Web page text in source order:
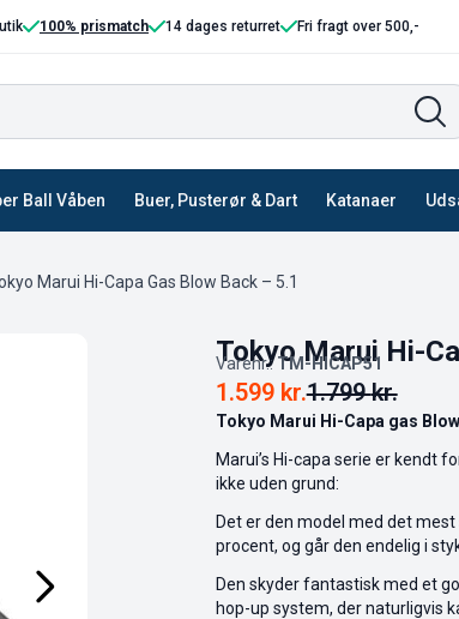
100% prismatch 14 dages returret Fri fragt over 500,-
Ball Våben Buer, Pusterør & Dart Katanaer
Marui Hi-Capa Gas Blow Back – 5.1
Tokyo Marui Hi-
Varenr.:TM-HICAP51
1.799kr.
1.599 kr.
Tokyo Marui Hi-Capa gas
Marui’s Hi-capa serie er kendt
ikke uden grund:
Det er den model med det
procent, og går den endelig i
Den skyder fantastisk med et
hop-up system, der naturligvis